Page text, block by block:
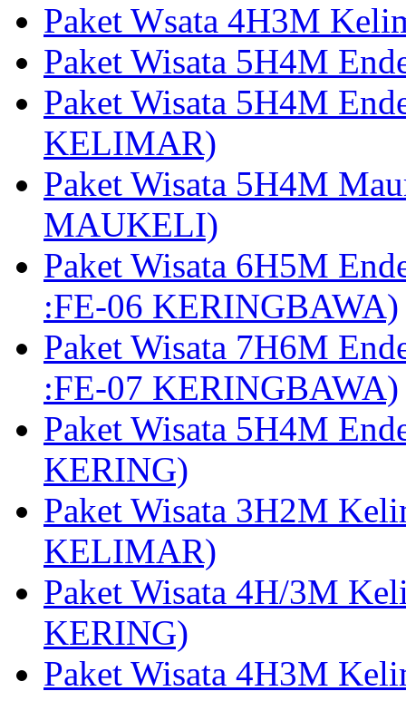
Paket Wsata 4H3M
Paket Wisata 5H4M
Paket Wisata 5H4M
KELIMAR)
Paket Wisata 5H4M
MAUKELI)
Paket Wisata 6H5M
:FE-06 KERINGBAWA)
Paket Wisata 7H6M
:FE-07 KERINGBAWA)
Paket Wisata 5H4M
KERING)
Paket Wisata 3H2M
KELIMAR)
Paket Wisata 4H/3M
KERING)
Paket Wisata 4H3M